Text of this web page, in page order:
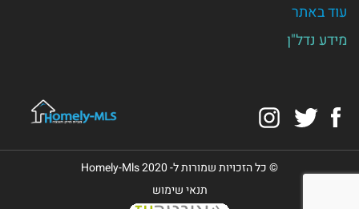
עוד באתר
מידע נדל"ן
Facebook
Twitter
© כל הזכויות שמורות ל- Homely-Mls 2020
תנאי שימוש